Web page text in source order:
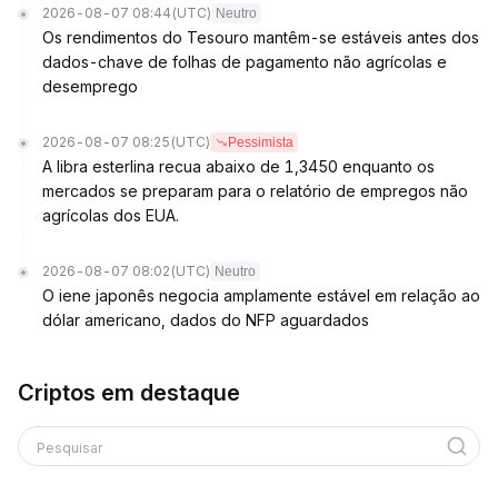
2026-08-07 08:44 (UTC) Neutro
Os rendimentos do Tesouro mantêm-se estáveis antes dos
dados-chave de folhas de pagamento não agrícolas e
desemprego
2026-08-07 08:25 (UTC) Pessimista
A libra esterlina recua abaixo de 1,3450 enquanto os
mercados se preparam para o relatório de empregos não
agrícolas dos EUA.
2026-08-07 08:02 (UTC) Neutro
O iene japonês negocia amplamente estável em relação ao
dólar americano, dados do NFP aguardados
Criptos em destaque
Pesquisar